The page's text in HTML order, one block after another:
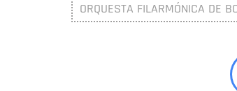
ORQUESTA FILARMÓNICA DE